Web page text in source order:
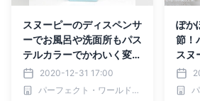
スヌーピーのディスペンサ
ーでお風呂や洗面所もパス
テルカラーでかわいく変身
♪
2020-12-31 17:00
パーフェクト・ワールド株式会社
ぽか
節！
スヌ